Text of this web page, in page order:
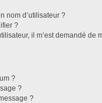
nom d’utilisateur ?
?
il m’est demandé de
?
?
?